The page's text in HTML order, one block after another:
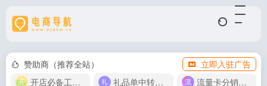
赞助商（推荐全站）
立即入驻广告
开店必备工具箱
礼品单中转同步单
流量卡分销代理